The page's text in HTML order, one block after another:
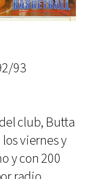
93
club, Butta
viernes y
y con 200